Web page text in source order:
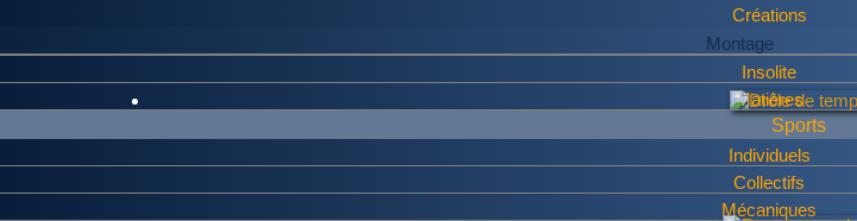
Créations
Montage
Insolite
Matières
Sports
Individuels
Collectifs
Mécaniques